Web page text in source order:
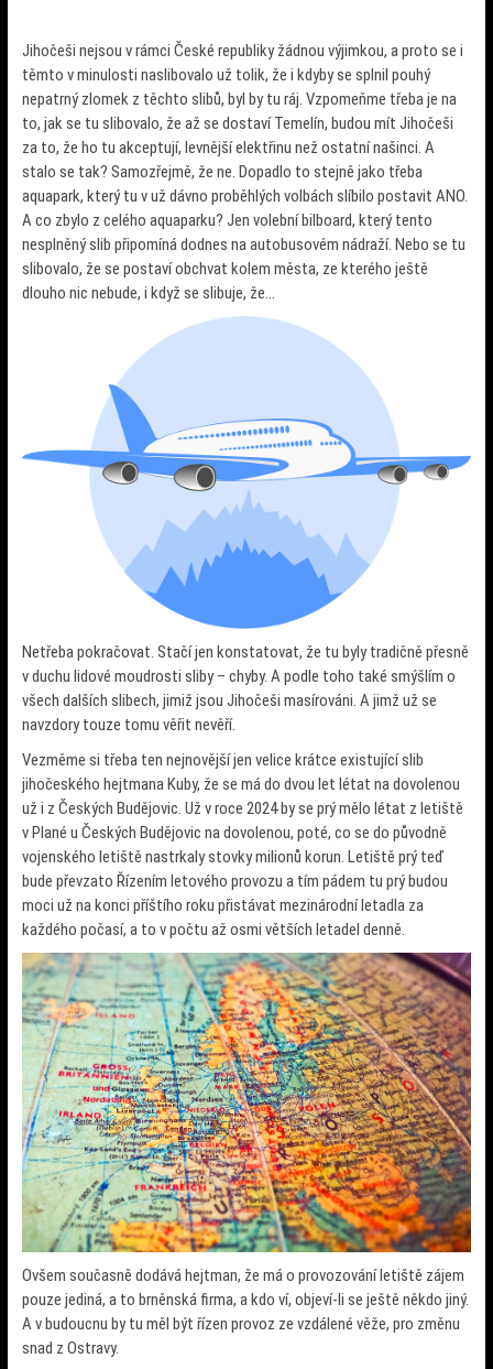
Jihočeši nejsou v rámci České republiky žádnou výjimkou, a proto se i
těmto v minulosti naslibovalo už tolik, že i kdyby se splnil pouhý
nepatrný zlomek z těchto slibů, byl by tu ráj. Vzpomeňme třeba je na
to, jak se tu slibovalo, že až se dostaví Temelín, budou mít Jihočeši
za to, že ho tu akceptují, levnější elektřinu než ostatní našinci. A
stalo se tak? Samozřejmě, že ne. Dopadlo to stejně jako třeba
aquapark, který tu v už dávno proběhlých volbách slíbilo postavit ANO.
A co zbylo z celého aquaparku? Jen volební bilboard, který tento
nesplněný slib připomíná dodnes na autobusovém nádraží. Nebo se tu
slibovalo, že se postaví obchvat kolem města, ze kterého ještě
dlouho nic nebude, i když se slibuje, že…
Netřeba pokračovat. Stačí jen konstatovat, že tu byly tradičně přesně
v duchu lidové moudrosti sliby – chyby. A podle toho také smýšlím o
všech dalších slibech, jimiž jsou Jihočeši masírováni. A jimž už se
navzdory touze tomu věřit nevěří.
Vezměme si třeba ten nejnovější jen velice krátce existující slib
jihočeského hejtmana Kuby, že se má do dvou let létat na dovolenou
už i z Českých Budějovic. Už v roce 2024 by se prý mělo létat z letiště
v Plané u Českých Budějovic na dovolenou, poté, co se do původně
vojenského letiště nastrkaly stovky milionů korun. Letiště prý teď
bude převzato Řízením letového provozu a tím pádem tu prý budou
moci už na konci příštího roku přistávat mezinárodní letadla za
každého počasí, a to v počtu až osmi větších letadel denně.
Ovšem současně dodává hejtman, že má o provozování letiště zájem
pouze jediná, a to brněnská firma, a kdo ví, objeví-li se ještě někdo jiný.
A v budoucnu by tu měl být řízen provoz ze vzdálené věže, pro změnu
snad z Ostravy.